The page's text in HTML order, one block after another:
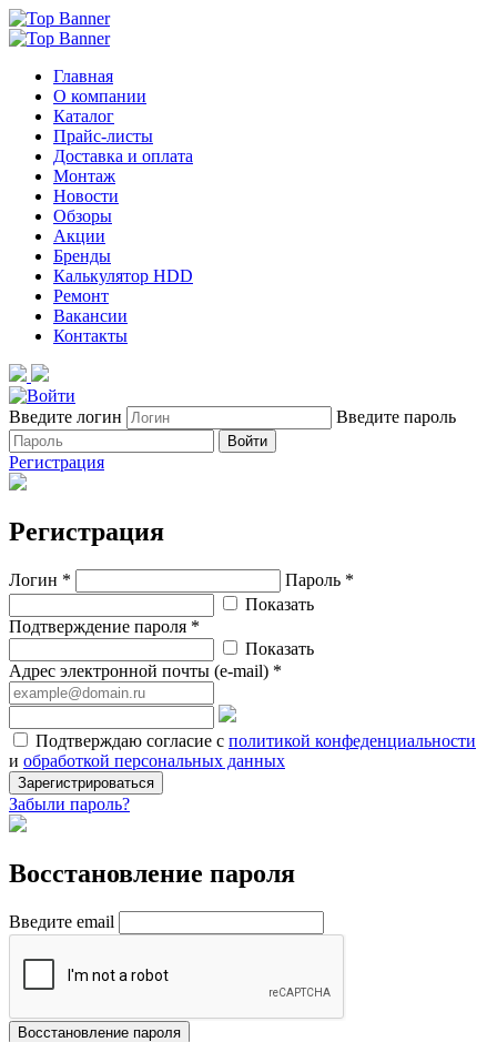
Главная
О компании
Каталог
Прайс-листы
Доставка и оплата
Монтаж
Новости
Обзоры
Акции
Бренды
Калькулятор HDD
Ремонт
Вакансии
Контакты
Введите логин Введите пароль
Войти
Регистрация
Регистрация
Логин *
Пароль *
Показать
Подтверждение пароля *
Показать
Адрес электронной почты (e-mail) *
Подтверждаю согласие с политикой конфеденциальности
и обработкой персональных данных
Зарегистрироваться
Забыли пароль?
Восстановление пароля
Введите email
Восстановление пароля